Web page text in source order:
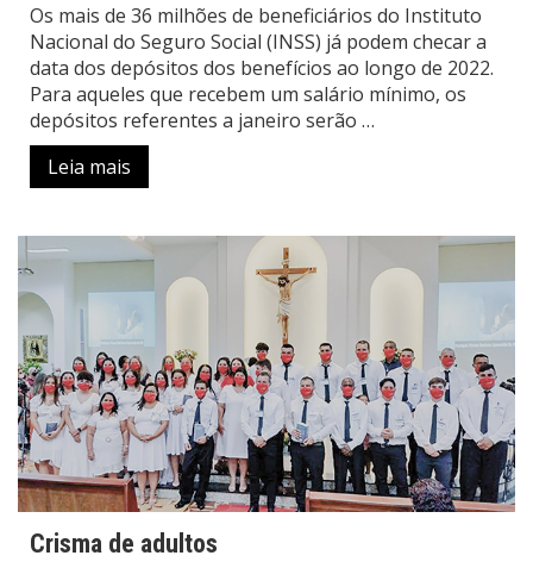
Os mais de 36 milhões de beneficiários do Instituto
Nacional do Seguro Social (INSS) já podem checar a
data dos depósitos dos benefícios ao longo de 2022.
Para aqueles que recebem um salário mínimo, os
depósitos referentes a janeiro serão …
Leia mais
Crisma de adultos